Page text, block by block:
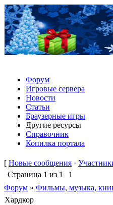
Форум
Игровые сервера
Новости
Статьи
Браузерные игры
Другие ресурсы
Справочник
Копилка портала
[ Новые сообщения ·
Страница 1 из 1
1
Форум » Фильмы, музыка,
Хардкор